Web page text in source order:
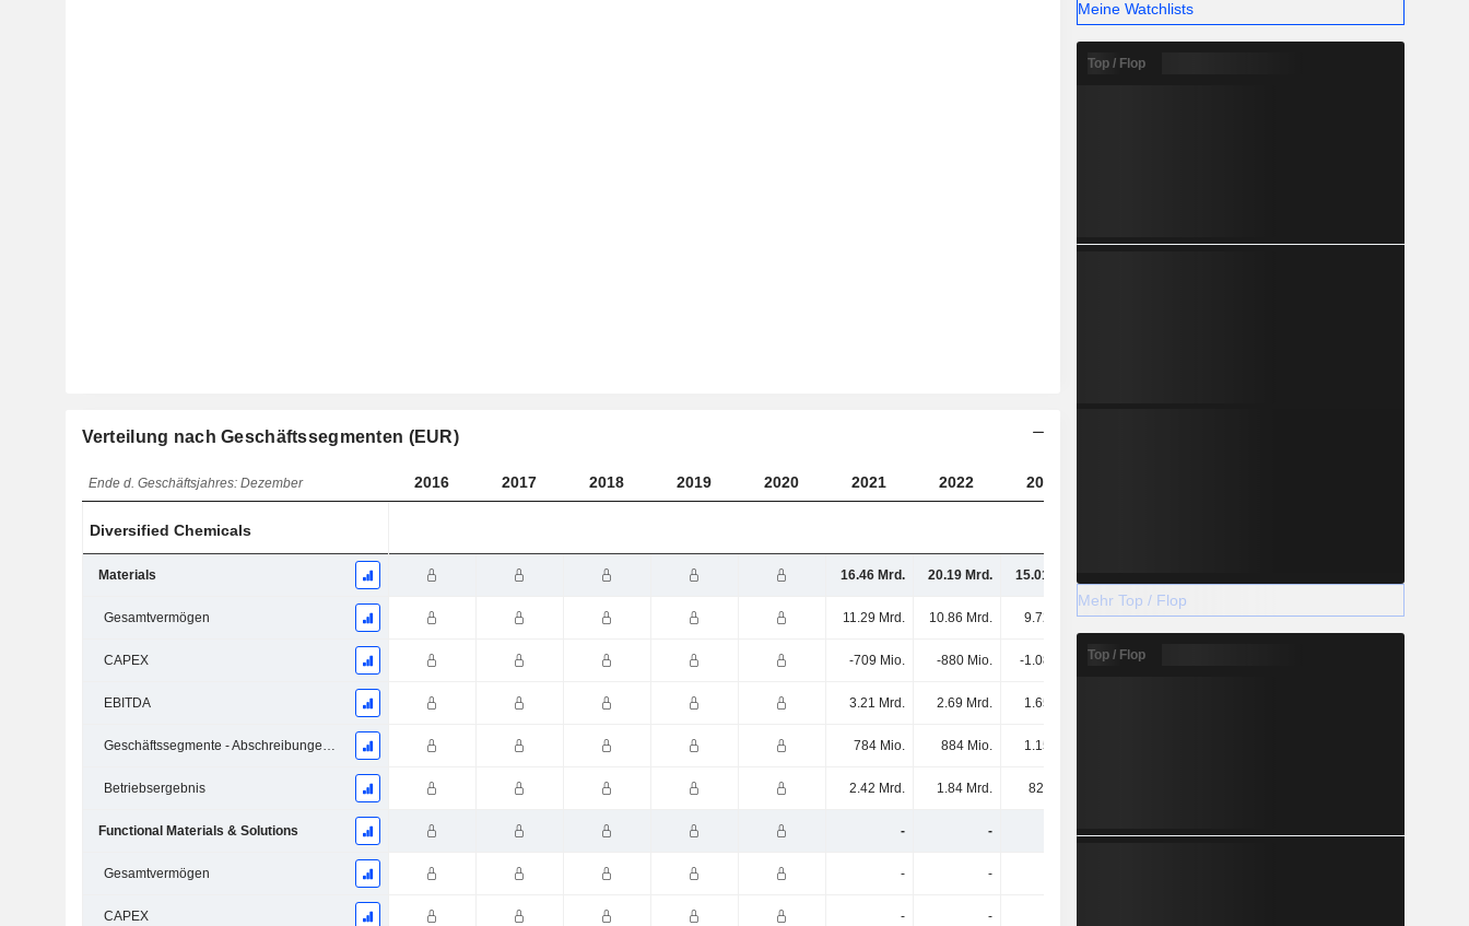
Verteilung nach Geschäftssegmenten (EUR)
Ende d. Geschäftsjahres: Dezember 2016 2017 2018 2019 2020 2021 2022 2023
Diversified Chemicals
Materials 16.46 Mrd. 20.19 Mrd. 15.01 Mrd.
Gesamtvermögen 11.29 Mrd. 10.86 Mrd. 9.72 Mrd. 10.14 Mrd. 9.23 Mrd.
CAPEX -709 Mio. -880 Mio. -1.08 Mrd. -1.14 Mrd.
EBITDA 3.21 Mrd. 2.69 Mrd. 1.65 Mrd.
Geschäftssegmente - Abschreibungen und Wertminderungen 784 Mio. 884 Mio. 1.15 Mrd.
Betriebsergebnis 2.42 Mrd. 1.84 Mrd. 826 Mio.
Functional Materials & Solutions - -
Gesamtvermögen - -
CAPEX - -
Meine Watchlists
Top / Flop
Mehr Top / Flop
Top / Flop